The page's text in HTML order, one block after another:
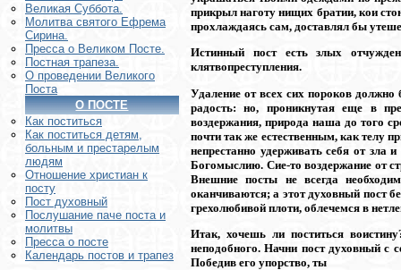
Великая Суббота.
Молитва святого Ефрема
Сирина.
Пресса о Великом Посте.
Постная трапеза.
О проведении Великого
Поста
О ПОСТЕ
Как поститься
Как поститься детям,
больным и престарелым
людям
Отношение христиан к
посту
Пост духовный
Послушание паче поста и
молитвы
Пресса о посте
Календарь постов и трапез
прикрыл наготу нищих братии, кои
прохлаждаясь сам, доставлял бы
Истинный пост есть злых
клятвопреступления.
Удаление от всех сих пороков должно
радость: но, проникнутая еще в
воздержания, природа наша до того
почти так же естественным, как телу
непрестанно удерживать себя от
Богомыслию. Сие-то воздержание от
Внешние посты не всегда
оканчиваются; а этот духовный пост
грехолюбивой плоти, облечемся в
Итак, хочешь ли поститься
неподобного. Начни пост духовный с
Победив его упорство, ты